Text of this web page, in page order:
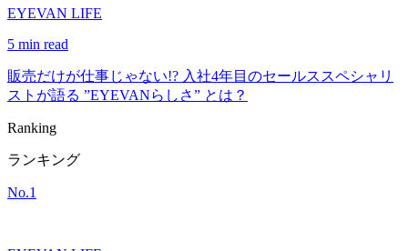
EYEVAN LIFE
5 min read
販売だけが仕事じゃない!? 入社4年目のセールススペシャリ
ストが語る ”EYEVANらしさ” とは？
Ranking
ランキング
No.1